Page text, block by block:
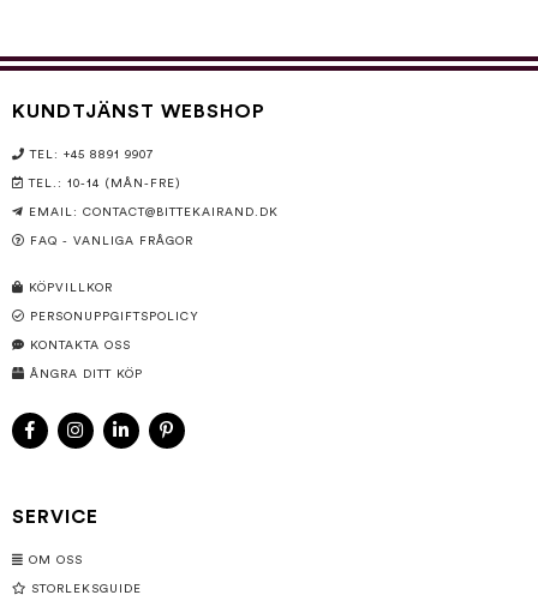
KUNDTJÄNST WEBSHOP
TEL: +45 8891 9907
TEL.: 10-14 (MÅN-FRE)
EMAIL: CONTACT@BITTEKAIRAND.DK
FAQ - VANLIGA FRÅGOR
KÖPVILLKOR
PERSONUPPGIFTSPOLICY
KONTAKTA OSS
ÅNGRA DITT KÖP
SERVICE
OM OSS
STORLEKSGUIDE